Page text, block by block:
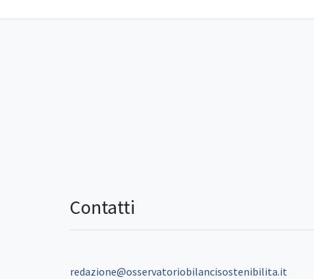
Contatti
redazione@osservatoriobilancisostenibilita.it